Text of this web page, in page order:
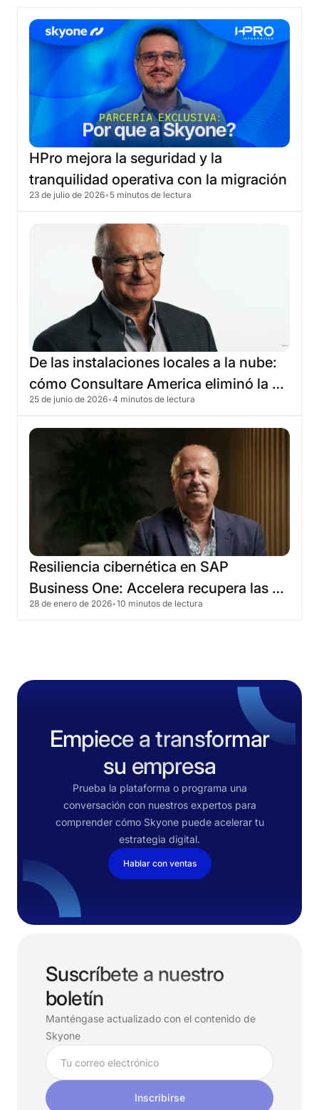
HPro mejora la seguridad y la
tranquilidad operativa con la migración
a la nube de Skyone
23 de julio de 2026• 5 minutos de lectura
De las instalaciones locales a la nube:
cómo Consultare America eliminó la
infraestructura heredada
25 de junio de 2026•4 minutos de lectura
Resiliencia cibernética en SAP
Business One: Accelera recupera las
operaciones en 4 horas
28 de enero de 2026•10 minutos de lectura
Empiece a transformar
su empresa
Prueba la plataforma o programa una
conversación con nuestros expertos para
comprender cómo Skyone puede acelerar tu
estrategia digital.
Hablar con ventas
Suscríbete a nuestro
boletín
Manténgase actualizado con el contenido de
Skyone
Inscribirse